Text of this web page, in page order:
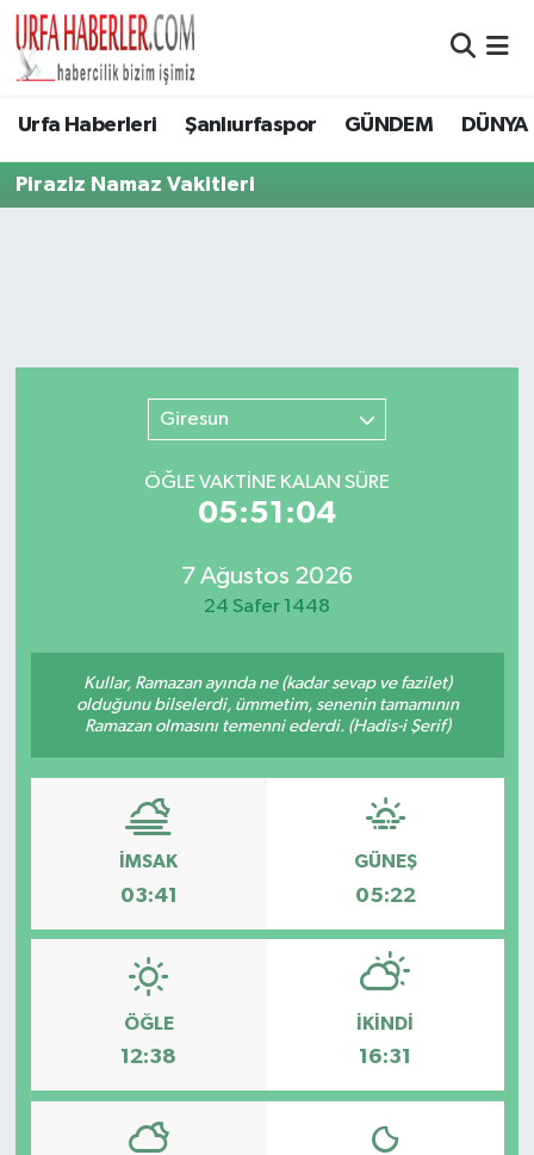
Urfa Haberleri Şanlıurfaspor GÜNDEM DÜNYA
Piraziz Namaz Vakitleri
Giresun
ÖĞLE VAKTİNE KALAN SÜRE
05:51:04
7 Ağustos 2026
24 Safer 1448
Kullar, Ramazan ayında ne (kadar sevap ve fazilet)
olduğunu bilselerdi, ümmetim, senenin tamamının
Ramazan olmasını temenni ederdi. (Hadis-i Şerif)
İMSAK
03:41
GÜNEŞ
05:22
ÖĞLE
12:38
İKINDI
16:31
Şanlıurfa Nöbetçi Eczaneler
Şanlıurfa Namaz Vakitleri
Tüm Manşetler